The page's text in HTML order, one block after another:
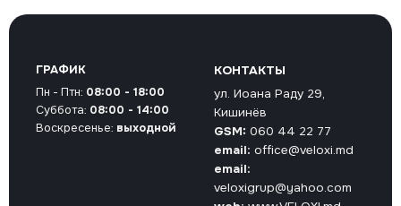
КОНТАКТЫ
ул. Иоана Раду 29,
Кишинёв
GSM: 060 44 22 77
email: office@veloxi.md
email:
veloxigrup@yahoo.com
ГРАФИК
Пн - Птн: 08:00 - 18:00
Суббота: 08:00 - 14:00
Воскресенье: выходной